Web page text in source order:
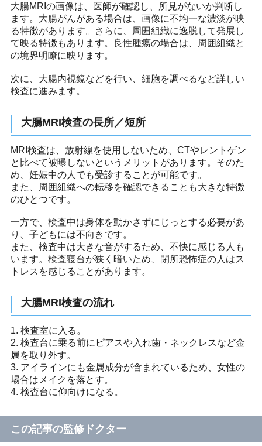
大腸MRIの画像は、医師が確認し、所見がないか判断し
ます。大腸がんがある場合は、画像に不均一な濃淡が映
る特徴があります。さらに、周囲組織に逸脱して発展し
て映る特徴もあります。良性腫瘍の場合は、周囲組織と
の境界明瞭に映ります。
次に、大腸内視鏡などを行い、細胞を調べるなど詳しい
検査に進みます。
大腸MRI検査の長所／短所
MRI検査は、放射線を使用しないため、CTやレントゲン
と比べて被曝しないというメリットがあります。そのた
め、妊娠中の人でも受診することが可能です。
また、周囲組織への転移を確認できることも大きな特徴
のひとつです。
一方で、検査中は身体を動かさずにじっとする必要があ
り、子どもには不向きです。
また、検査中は大きな音がするため、不快に感じる人も
います。検査寝台が狭く暗いため、閉所恐怖症の人はス
トレスを感じることがあります。
大腸MRI検査の流れ
1. 検査室に入る。
2. 検査台に乗る前にピアスや入れ歯・ネックレスなど金
属を取り外す。
3. アイラインにも金属成分が含まれているため、女性の
場合はメイクを落とす。
4. 検査台に仰向けになる。
この記事の監修ドクター